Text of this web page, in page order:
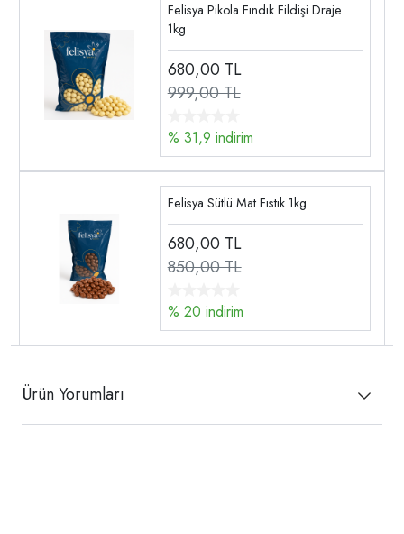
Felisya Pikola Fındık Fildişi Draje
1kg
680,00 TL
999,00 TL
% 31,9 indirim
Felisya Sütlü Mat Fıstık 1kg
680,00 TL
850,00 TL
% 20 indirim
Ürün Yorumları